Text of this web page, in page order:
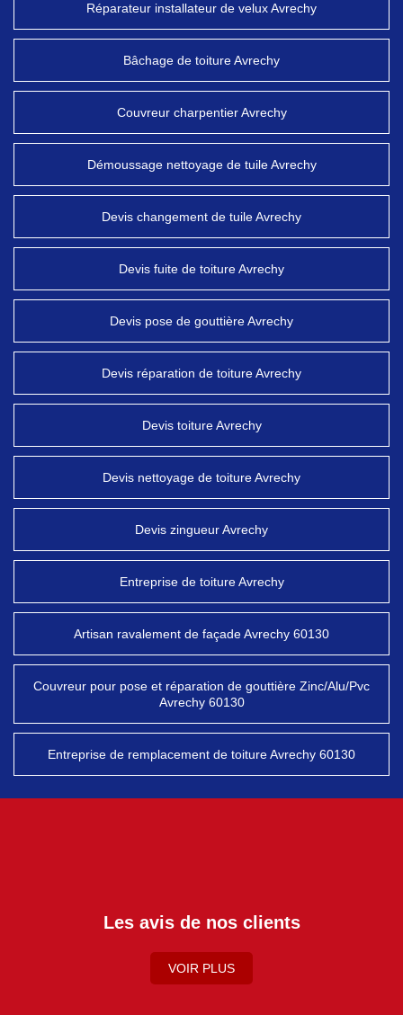
Réparateur installateur de velux Avrechy
Bâchage de toiture Avrechy
Couvreur charpentier Avrechy
Démoussage nettoyage de tuile Avrechy
Devis changement de tuile Avrechy
Devis fuite de toiture Avrechy
Devis pose de gouttière Avrechy
Devis réparation de toiture Avrechy
Devis toiture Avrechy
Devis nettoyage de toiture Avrechy
Devis zingueur Avrechy
Entreprise de toiture Avrechy
Artisan ravalement de façade Avrechy 60130
Couvreur pour pose et réparation de gouttière Zinc/Alu/Pvc
Avrechy 60130
Entreprise de remplacement de toiture Avrechy 60130
Les avis de nos clients
VOIR PLUS